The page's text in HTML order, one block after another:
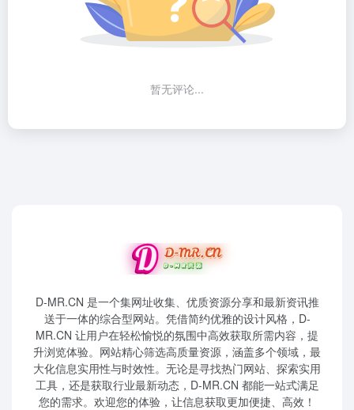
暂无评论...
D-MR.CN 是一个集网址收集、优质资源分享和最新资讯推
送于一体的综合型网站。凭借简约优雅的设计风格，D-
MR.CN 让用户在轻松愉悦的氛围中高效获取所需内容，提
升浏览体验。网站精心筛选高质量资源，涵盖多个领域，最
大化信息实用性与时效性。无论是寻找热门网站、探索实用
工具，还是获取行业最新动态，D-MR.CN 都能一站式满足
您的需求。欢迎您的体验，让信息获取更加便捷、高效！